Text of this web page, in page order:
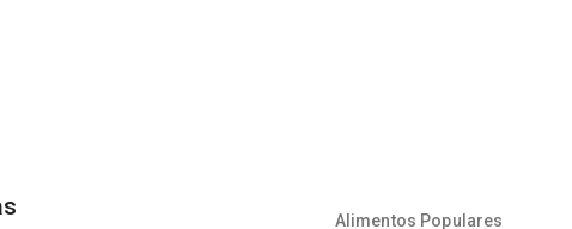
Alimentos Populares